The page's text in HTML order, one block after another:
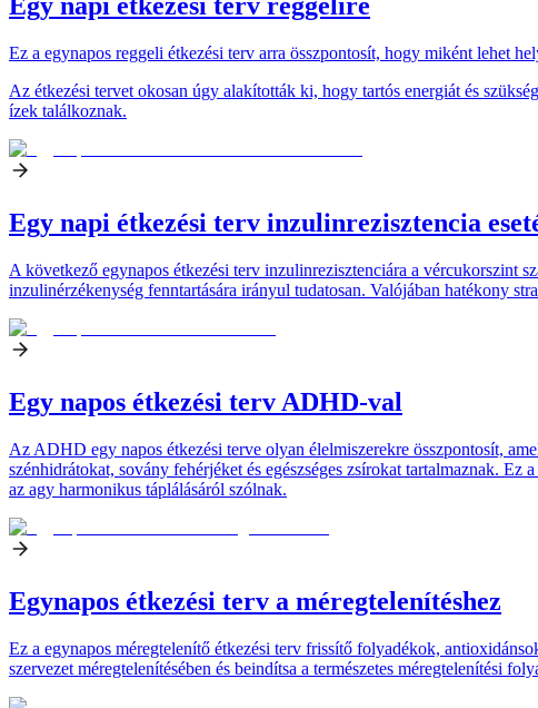
Egy napi étkezési terv reggelire
Ez a egynapos reggeli étkezési terv arra összpontosít, hogy miként lehet
Az étkezési tervet okosan úgy alakították ki, hogy tartós energiát és
ízek találkoznak.
Egy napi étkezési terv inzulinrezisztencia
A következő egynapos étkezési terv inzulinrezisztenciára a vércukorszint
inzulinérzékenység fenntartására irányul tudatosan. Valójában hatékony
Egy napos étkezési terv ADHD-val
Az ADHD egy napos étkezési terve olyan élelmiszerekre összpontosít,
szénhidrátokat, sovány fehérjéket és egészséges zsírokat tartalmaznak.
az agy harmonikus táplálásáról szólnak.
Egynapos étkezési terv a méregtelenítéshez
Ez a egynapos méregtelenítő étkezési terv frissítő folyadékok,
szervezet méregtelenítésében és beindítsa a természetes méregtelenítési